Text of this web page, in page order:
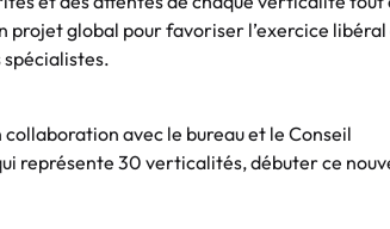
projet global pour favoriser l’exercice libéral
spécialistes.
avec le bureau et le Conseil
représente 30 verticalités, débuter ce